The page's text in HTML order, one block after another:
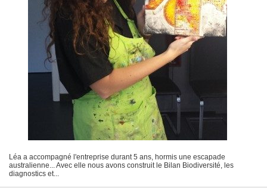
Léa a accompagné l'entreprise durant 5 ans, hormis une escapade
australienne... Avec elle nous avons construit le Bilan Biodiversité, les
diagnostics et...